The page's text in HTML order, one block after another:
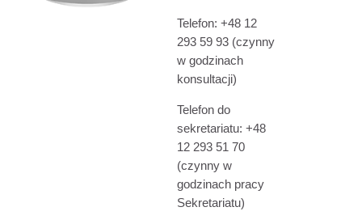
Telefon: +48 12
293 59 93 (czynny
w godzinach
konsultacji)
Telefon do
sekretariatu: +48
12 293 51 70
(czynny w
godzinach pracy
Sekretariatu)